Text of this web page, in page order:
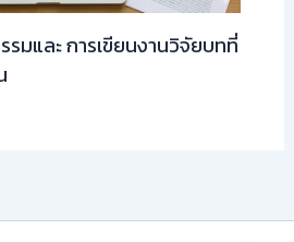
มและ การเขียนงานวิจัยบทที่